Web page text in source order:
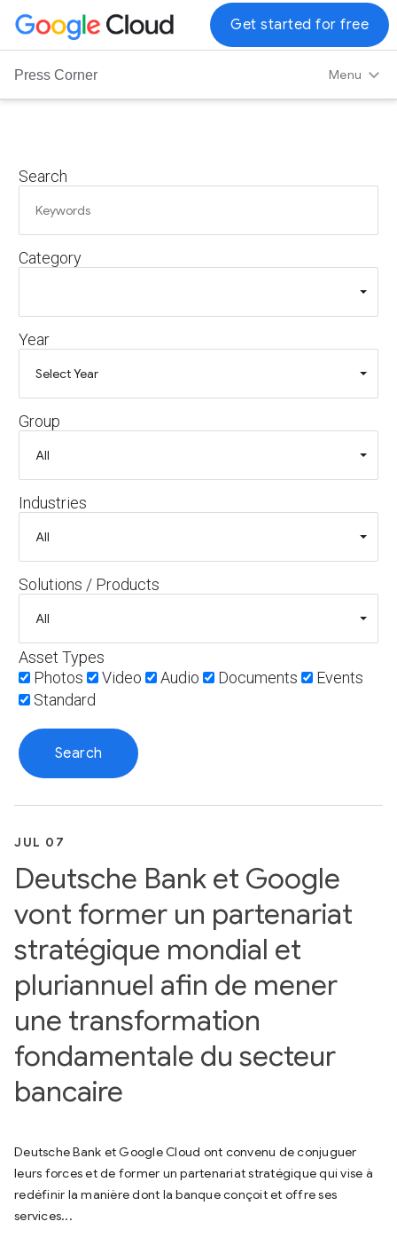
G
o
L
o
Press Corner Menu
Get started for free
Search
Category
Year
Group
Industries
Solutions / Products
Asset Types
Photos
Video Audio Documents
Events
Standard
JUL 07
Deutsche Bank et Google
vont former un partenariat
stratégique mondial et
pluriannuel afin de mener
une transformation
fondamentale du secteur
bancaire
Deutsche Bank et Google Cloud ont convenu de conjuguer
leurs forces et de former un partenariat stratégique qui vise à
redéfinir la manière dont la banque conçoit et offre ses
services...